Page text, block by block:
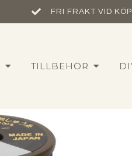
FRI FRAKT VID
TILLBEHÖR